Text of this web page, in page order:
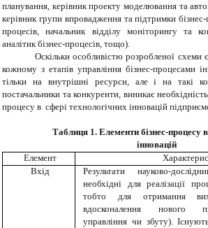
планування, керівник проекту моделювання та
керівник групи впровадження та підтримки бізнес-
процесів, начальник відділу моніторингу та
аналітик бізнес-процесів, тощо).
Оскільки особливістю розробленої схеми
кожному з етапів управління бізнес-процесами
тільки на внутрішні ресурси, але і на такі
постачальники та конкуренти, виникає
процесу в сфері технологічних інновацій
Таблиця 1. Елементи бізнес-процесу
інновацій
Елемент
Вхід
Результати науково-
необхідні для реалізації
тобто для отримання
вдосконалення нового
управління чи збуту).